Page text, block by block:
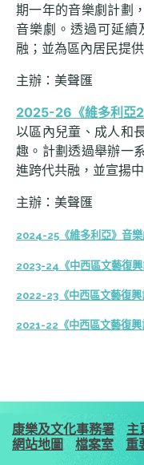
期一年的音樂劇計劃
音樂劇。透過可延續
融；並為區內居民提
主辦：美聲匯
2025-26《維多利亞
以區內兒童、成人和
趣。計劃透過舉辦一
進跨代共融，並宣揚
主辦：美聲匯
2024-25《維多利亞》音樂
2023-24《中西區文藝復興
2022-23《中西區文藝復興
2021-22《中西區文藝復興
康樂及文化事務署 主
網站地圖
檔案室 重